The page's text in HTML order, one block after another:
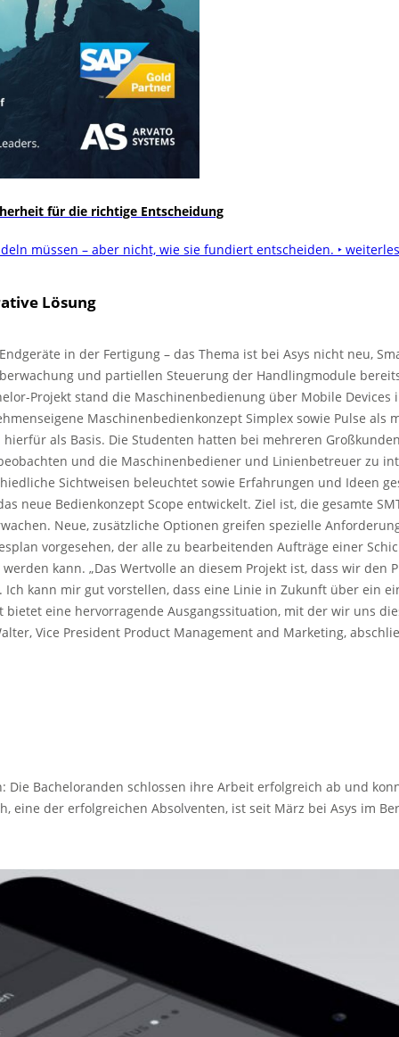
für die richtige Entscheidung
müssen – aber nicht, wie sie fundiert entscheiden. ‣
Lösung
in der Fertigung – das Thema ist bei Asys nicht neu,
und partiellen Steuerung der Handlingmodule
Projekt stand die Maschinenbedienung über Mobile Devices
Maschinenbedienkonzept Simplex sowie Pulse als
als Basis. Die Studenten hatten bei mehreren
und die Maschinenbediener und Linienbetreuer zu
Sichtweisen beleuchtet sowie Erfahrungen und Ideen
neue Bedienkonzept Scope entwickelt. Ziel ist, die gesamte
Neue, zusätzliche Optionen greifen spezielle
vorgesehen, der alle zu bearbeitenden Aufträge einer
kann. „Das Wertvolle an diesem Projekt ist, dass wir den
Ich kann mir gut vorstellen, dass eine Linie in Zukunft über ein
bietet eine hervorragende Ausgangssituation, mit der wir uns
Vice President Product Management and Marketing,
Die Bacheloranden schlossen ihre Arbeit erfolgreich ab und
eine der erfolgreichen Absolventen, ist seit März bei Asys im